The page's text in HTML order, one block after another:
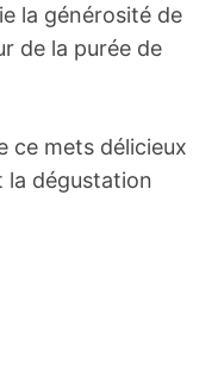
la générosité de
de la purée de
ce mets délicieux
la dégustation